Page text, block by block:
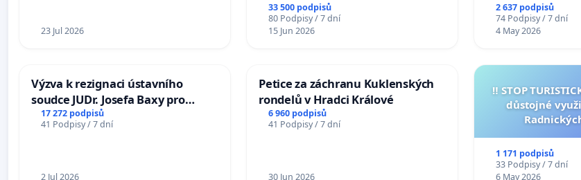
23 Jul 2026
33 500 podpisů
80 Podpisy / 7 dní
15 Jun 2026
2 637 podpisů
74 Podpisy / 7 dní
4 May 2026
Výzva k rezignaci ústavního
soudce JUDr. Josefa Baxy pro
ohrožení důvěry ve spravedlivý
proces
17 272 podpisů
41 Podpisy / 7 dní
2 Jul 2026
Petice za záchranu Kuklenských
rondelů v Hradci Králové
6 960 podpisů
41 Podpisy / 7 dní
30 Jun 2026
‼️ STOP
důstojné
1 171 podpisů
33 Podpisy / 7 dní
6 May 2026